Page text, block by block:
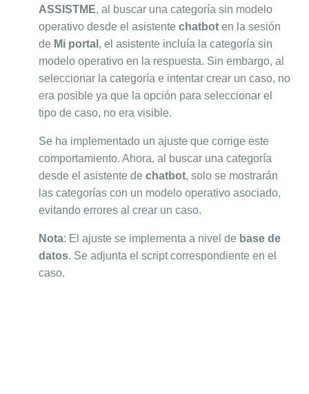
ASSISTME, al buscar una categoría sin modelo
operativo desde el asistente chatbot en la sesión
de Mi portal , el asistente incluía la categoría sin
modelo operativo en la respuesta. Sin embargo, al
seleccionar la categoría e intentar crear un caso, no
era posible ya que la opción para seleccionar el
tipo de caso, no era visible.
Se ha implementado un ajuste que corrige este
comportamiento. Ahora, al buscar una categoría
desde el asistente de chatbot, solo se mostrarán
las categorías con un modelo operativo asociado,
evitando errores al crear un caso.
Nota: El ajuste se implementa a nivel de base de
datos. Se adjunta el script correspondiente en el
caso.